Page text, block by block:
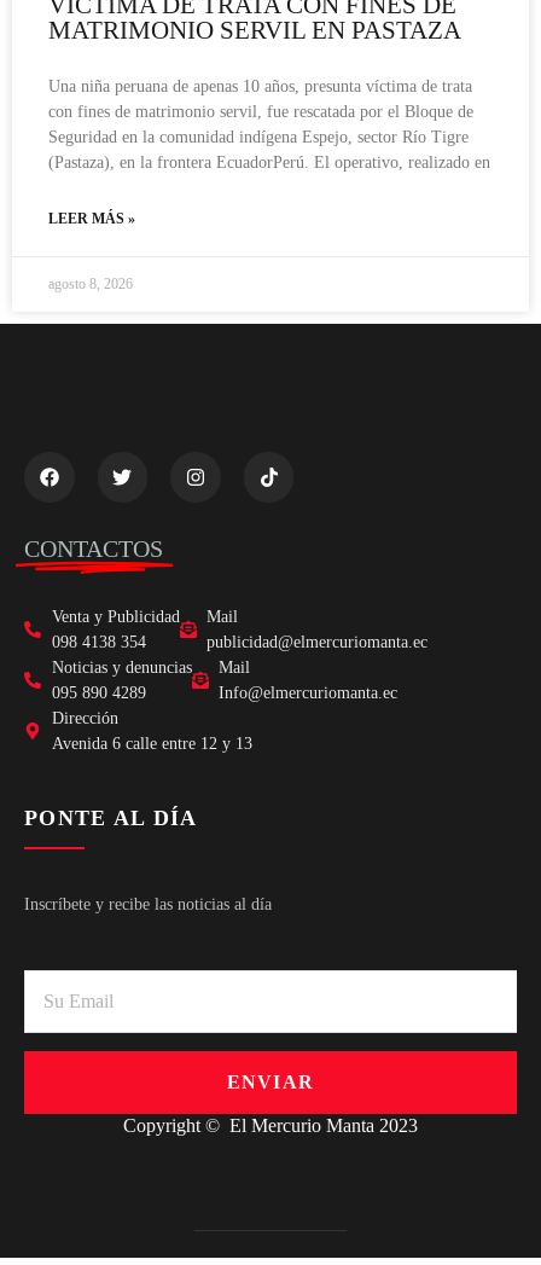
MATRIMONIO SERVIL EN PASTAZA
Una niña peruana de apenas 10 años, presunta víctima de trata
con fines de matrimonio servil, fue rescatada por el Bloque de
Seguridad en la comunidad indígena Espejo, sector Río Tigre
(Pastaza), en la frontera EcuadorPerú. El operativo, realizado en
LEER MÁS »
agosto 8, 2026
CONTACTOS
Venta y Publicidad
098 4138 354
Mail
publicidad@elmercuriomanta.ec
Noticias y denuncias
095 890 4289
Mail
Info@elmercuriomanta.ec
Dirección
Avenida 6 calle entre 12 y 13
PONTE AL DÍA
Inscríbete y recibe las noticias al día
ENVIAR
Copyright © El Mercurio Manta 2023